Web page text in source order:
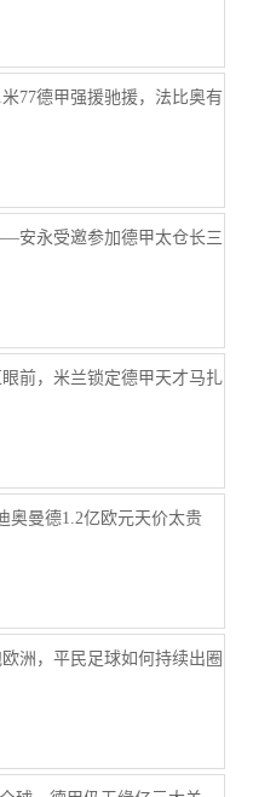
77德甲强援驰援，法比奥有
安永受邀参加德甲太仓长三
前，米兰锁定德甲天才马扎
奥曼德1.2亿欧元天价太贵
洲，平民足球如何持续出圈